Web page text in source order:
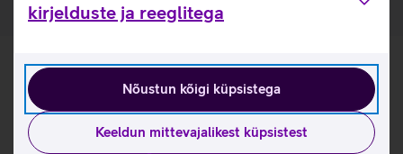
kirjelduste ja reeglitega
Nõustun kõigi küpsistega
Keeldun mittevajalikest küpsistest